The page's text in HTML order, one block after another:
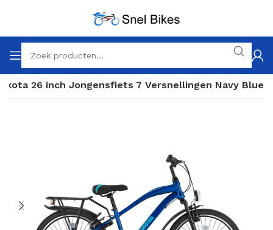
26 inch Jongensfiets 7 Versnellingen Navy Blue